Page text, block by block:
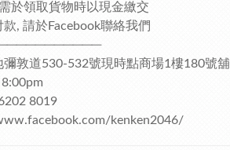
於領取貨物時以現金繳交
, 請於Facebook聯絡我們
敦道530-532號現時點商場1樓180號舖
8019
kenken2046/